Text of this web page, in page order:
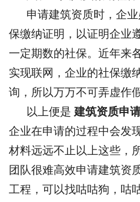
申请建筑资质时，企
保缴纳证明，以证明企业
一定期数的社保。近年来
实现联网，企业的社保缴
询，所以万万不可弄虚作假
以上便是 建筑资质申
企业在申请的过程中会发
材料远远不止以上这些，
团队很难高效申请建筑资
工程，可以找咕咕狗，咕